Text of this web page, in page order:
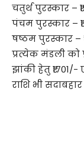
चतुर्थ पुरस्कार –
पंचम पुरस्कार –
षष्ठम पुरस्कार –
प्रत्येक मंडली को
झांकी हेतु
राशि भी